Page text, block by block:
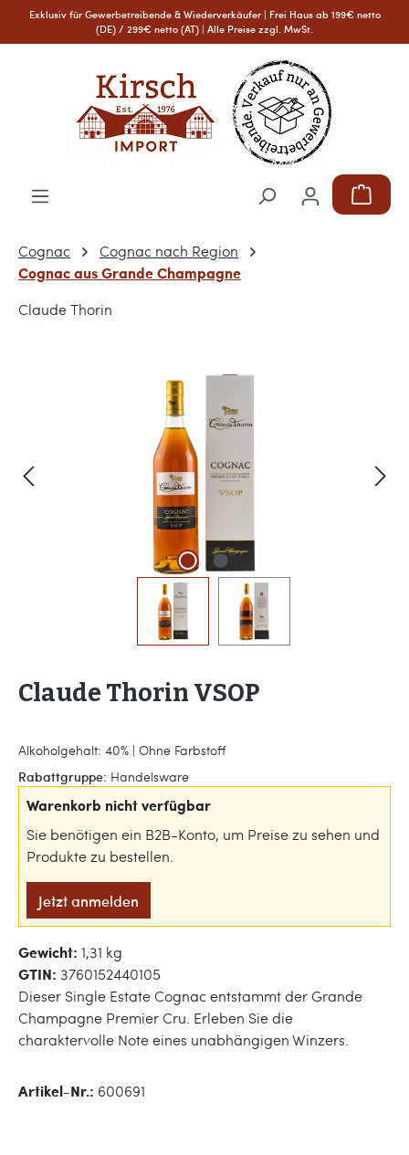
Zum Hauptinhalt springen
Exklusiv für Gewerbetreibende & Wiederverkäufer | Frei Haus ab 199€ netto
(DE) / 299€ netto (AT) | Alle Preise zzgl. MwSt.
Cognac Cognac nach Region
Cognac aus Grande Champagne
Claude Thorin
Bildergalerie überspringen
Claude Thorin VSOP
Alkoholgehalt: 40% | Ohne Farbstoff
Rabattgruppe: Handelsware
Warenkorb nicht verfügbar
Sie benötigen ein B2B-Konto, um Preise zu sehen und
Produkte zu bestellen.
Jetzt anmelden
Gewicht: 1,31 kg
GTIN: 3760152440105
Dieser Single Estate Cognac entstammt der Grande
Champagne Premier Cru. Erleben Sie die
charaktervolle Note eines unabhängigen Winzers.
Artikel-Nr.: 600691